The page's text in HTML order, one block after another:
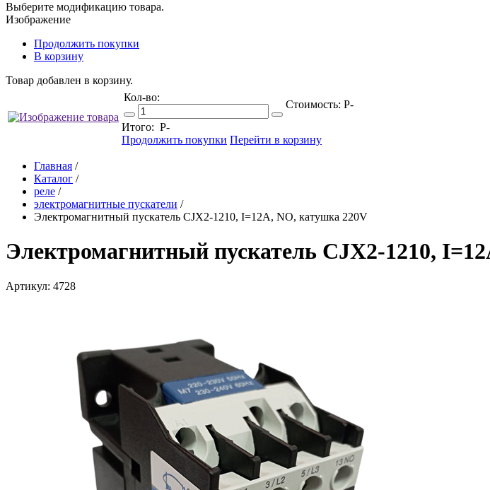
Выберите модификацию товара.
Изображение
Продолжить покупки
В корзину
Товар добавлен в корзину.
Кол-во:
Стоимость: Р-
Итого: Р-
Продолжить покупки Перейти в корзину
Главная /
Каталог /
реле /
электромагнитные пускатели /
Электромагнитный пускатель CJX2-1210, I=12A, NO, катушка 220V
Электромагнитный пускатель CJX2-1210,
Артикул: 4728